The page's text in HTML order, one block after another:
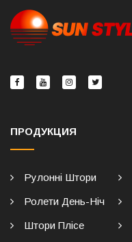
ПРОДУКЦИЯ
Рулонні Штори
Ролети День-Ніч
Штори Плісе